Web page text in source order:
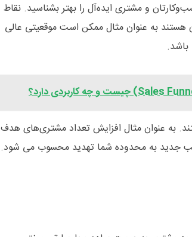
و مشتری ایده‌آل‌ را بهتر بشناسید. نقاط
به عنوان مثال ممکن است موقعیتی عالی
باشد.
به عنوان مثال افزایش تعداد مشتری‌های هدف
جدید به محدوده شما تهدید محسوب می شود.